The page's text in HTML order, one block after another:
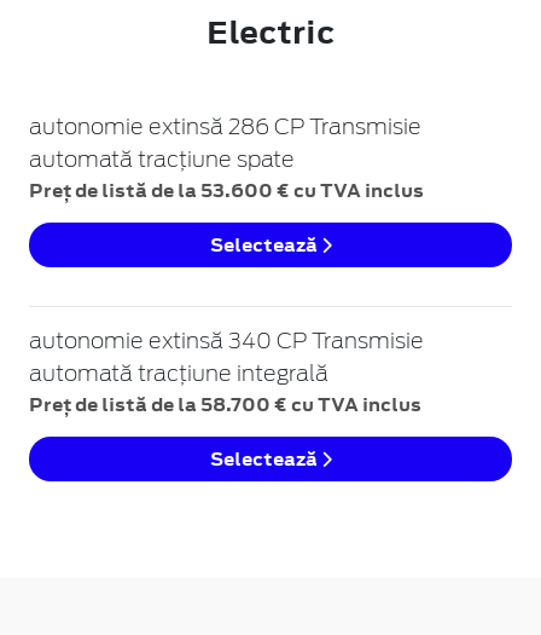
Electric
autonomie extinsă 286 CP Transmisie
automată tracțiune spate
Preț de listă de la 53.600 € cu TVA inclus
Selectează
autonomie extinsă 340 CP Transmisie
automată tracțiune integrală
Preț de listă de la 58.700 € cu TVA inclus
Selectează